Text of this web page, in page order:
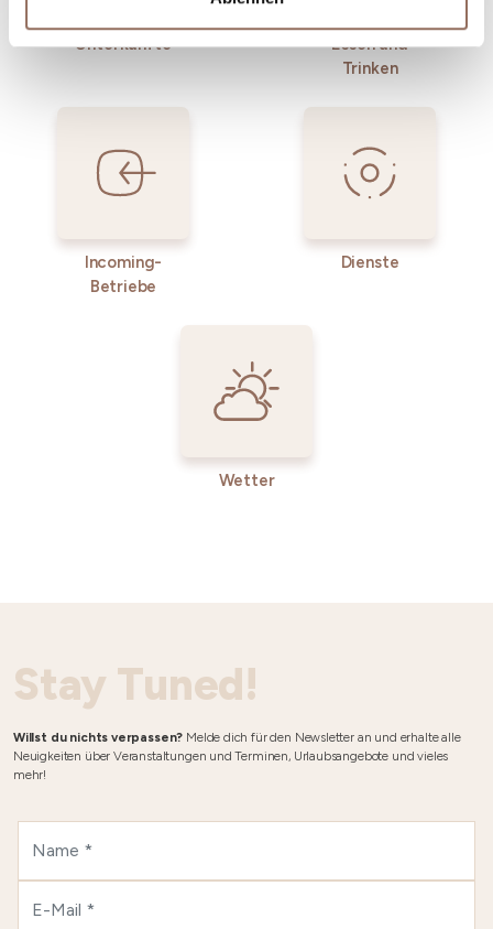
Unterkünfte
Essen und
Trinken
Incoming-
Betriebe
Dienste
Wetter
Stay Tuned!
Willst du nichts verpassen? Melde dich für den Newsletter an und erhalte alle
Neuigkeiten über Veranstaltungen und Terminen, Urlaubsangebote und vieles
mehr!